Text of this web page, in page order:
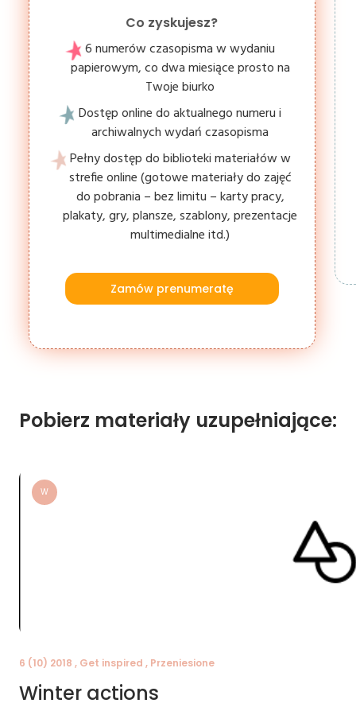
Co zyskujesz?
6 numerów czasopisma w wydaniu
papierowym, co dwa miesiące prosto na
Twoje biurko
Dostęp online do aktualnego numeru i
archiwalnych wydań czasopisma
Pełny dostęp do biblioteki materiałów w
strefie online (gotowe materiały do zajęć
do pobrania – bez limitu – karty pracy,
plakaty, gry, plansze, szablony, prezentacje
multimedialne itd.)
Zamów prenumeratę
Pobierz materiały uzupełniające:
W
6 (10) 2018 , Get inspired , Przeniesione
Winter actions